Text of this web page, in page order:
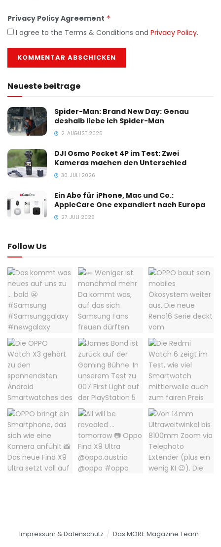
Privacy Policy Agreement *
I agree to the Terms & Conditions and Privacy Policy.
Neueste beitrage
Spider-Man: Brand New Day: Genau
deshalb liebe ich Spider-Man
2. AUGUST 2026
DJI Osmo Pocket 4P im Test: Zwei
Kameras machen den Unterschied
30. JULI 2026
Ein Abo für iPhone, Mac und Co.:
AppleCare One expandiert nach Europa
27. JULI 2026
Follow Us
Impressum & Datenschutz Das MORE Magazine Team